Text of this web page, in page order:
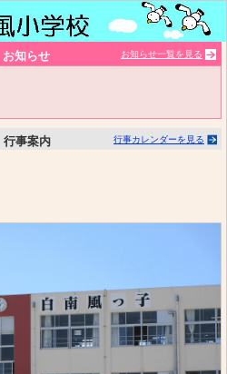
お知らせ お知らせ一覧を見る
行事案内 行事カレンダーを見る